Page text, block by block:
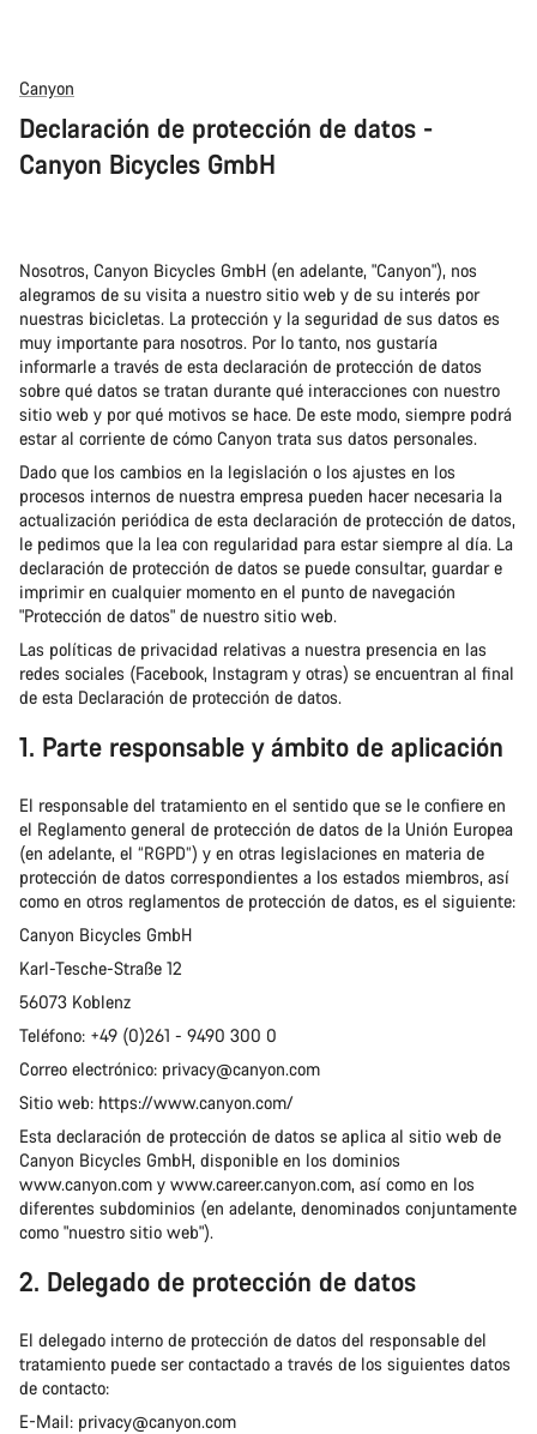
Canyon
Declaración de protección de datos -
Canyon Bicycles GmbH
Nosotros, Canyon Bicycles GmbH (en adelante, "Canyon"), nos
alegramos de su visita a nuestro sitio web y de su interés por
nuestras bicicletas. La protección y la seguridad de sus datos es
muy importante para nosotros. Por lo tanto, nos gustaría
informarle a través de esta declaración de protección de datos
sobre qué datos se tratan durante qué interacciones con nuestro
sitio web y por qué motivos se hace. De este modo, siempre podrá
estar al corriente de cómo Canyon trata sus datos personales.
Dado que los cambios en la legislación o los ajustes en los
procesos internos de nuestra empresa pueden hacer necesaria la
actualización periódica de esta declaración de protección de datos,
le pedimos que la lea con regularidad para estar siempre al día. La
declaración de protección de datos se puede consultar, guardar e
imprimir en cualquier momento en el punto de navegación
"Protección de datos" de nuestro sitio web.
Las políticas de privacidad relativas a nuestra presencia en las
redes sociales (Facebook, Instagram y otras) se encuentran al final
de esta Declaración de protección de datos.
1. Parte responsable y ámbito de aplicación
El responsable del tratamiento en el sentido que se le confiere en
el Reglamento general de protección de datos de la Unión Europea
(en adelante, el “RGPD”) y en otras legislaciones en materia de
protección de datos correspondientes a los estados miembros, así
como en otros reglamentos de protección de datos, es el siguiente:
Canyon Bicycles GmbH
Karl-Tesche-Straße 12
56073 Koblenz
Teléfono: +49 (0)261 - 9490 300 0
Correo electrónico: privacy@canyon.com
Sitio web: https://www.canyon.com/
Esta declaración de protección de datos se aplica al sitio web de
Canyon Bicycles GmbH, disponible en los dominios
www.canyon.com y www.career.canyon.com, así como en los
diferentes subdominios (en adelante, denominados conjuntamente
como "nuestro sitio web").
2. Delegado de protección de datos
El delegado interno de protección de datos del responsable del
tratamiento puede ser contactado a través de los siguientes datos
de contacto:
E-Mail: privacy@canyon.com